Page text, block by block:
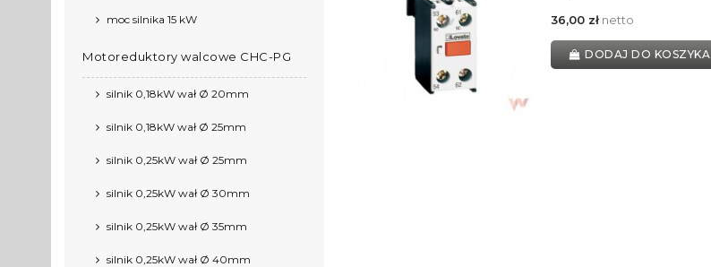
moc silnika 15 kW
Motoreduktory walcowe CHC-PG
silnik 0,18kW wał Ø 20mm
silnik 0,18kW wał Ø 25mm
silnik 0,25kW wał Ø 25mm
silnik 0,25kW wał Ø 30mm
silnik 0,25kW wał Ø 35mm
silnik 0,25kW wał Ø 40mm
36,00 złnetto
DODAJ DO KOSZYKA